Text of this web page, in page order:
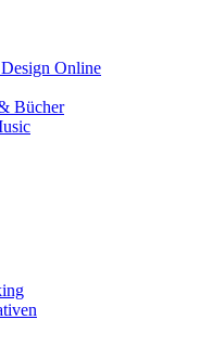
Online
Bücher